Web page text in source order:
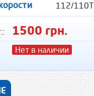
112/110T
1500 грн.
Нет в наличии